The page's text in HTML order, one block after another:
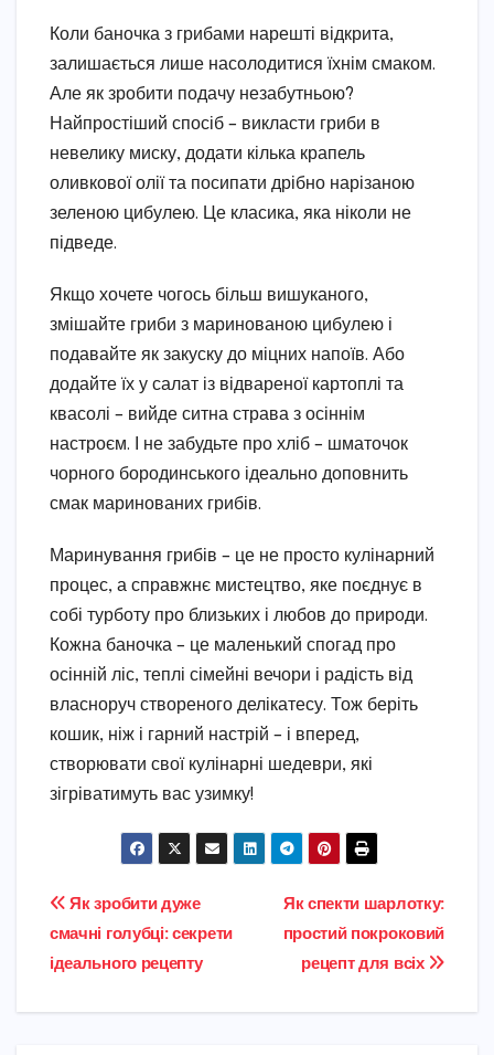
Коли баночка з грибами нарешті відкрита,
залишається лише насолодитися їхнім смаком.
Але як зробити подачу незабутньою?
Найпростіший спосіб – викласти гриби в
невелику миску, додати кілька крапель
оливкової олії та посипати дрібно нарізаною
зеленою цибулею. Це класика, яка ніколи не
підведе.
Якщо хочете чогось більш вишуканого,
змішайте гриби з маринованою цибулею і
подавайте як закуску до міцних напоїв. Або
додайте їх у салат із відвареної картоплі та
квасолі – вийде ситна страва з осіннім
настроєм. І не забудьте про хліб – шматочок
чорного бородинського ідеально доповнить
смак маринованих грибів.
Маринування грибів – це не просто кулінарний
процес, а справжнє мистецтво, яке поєднує в
собі турботу про близьких і любов до природи.
Кожна баночка – це маленький спогад про
осінній ліс, теплі сімейні вечори і радість від
власноруч створеного делікатесу. Тож беріть
кошик, ніж і гарний настрій – і вперед,
створювати свої кулінарні шедеври, які
зігріватимуть вас узимку!
Навігація
записів
Як спекти шарлотку:
простий покроковий
рецепт для всіх
Як зробити дуже
смачні голубці: секрети
ідеального рецепту